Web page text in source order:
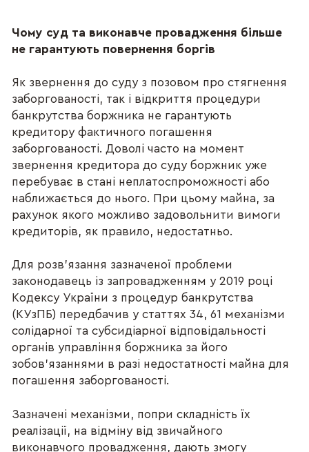
Чому суд та виконавче провадження більше
не гарантують повернення боргів
Як звернення до суду з позовом про стягнення
заборгованості, так і відкриття процедури
банкрутства боржника не гарантують
кредитору фактичного погашення
заборгованості. Доволі часто на момент
звернення кредитора до суду боржник уже
перебуває в стані неплатоспроможності або
наближається до нього. При цьому майна, за
рахунок якого можливо задовольнити вимоги
кредиторів, як правило, недостатньо.
Для розв’язання зазначеної проблеми
законодавець із запровадженням у 2019 році
Кодексу України з процедур банкрутства
(КУзПБ) передбачив у статтях 34, 61 механізми
солідарної та субсидіарної відповідальності
органів управління боржника за його
зобов’язаннями в разі недостатності майна для
погашення заборгованості.
Зазначені механізми, попри складність їх
реалізації, на відміну від звичайного
виконавчого провадження, дають змогу